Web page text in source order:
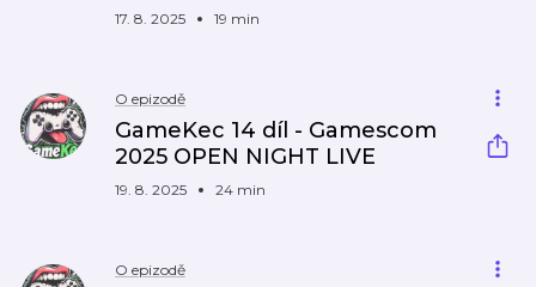
17. 8. 2025 19 min
O epizodě
GameKec 14 díl - Gamescom
2025 OPEN NIGHT LIVE
19. 8. 2025 24 min
O epizodě